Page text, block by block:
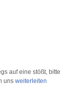
auf eine stößt, bitte
uns weiterleiten